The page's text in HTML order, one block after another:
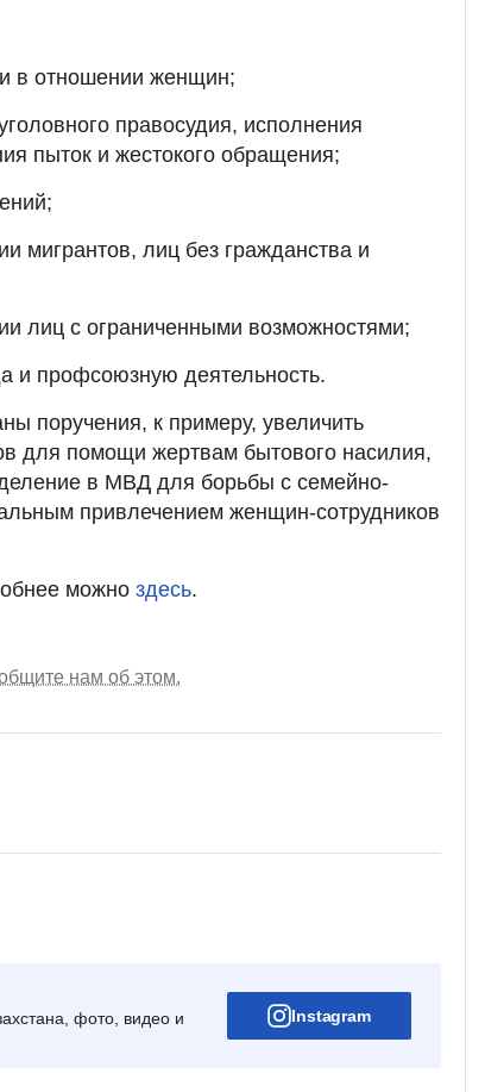
в отношении женщин;
правосудия, исполнения
пыток и жестокого обращения;
мигрантов, лиц без гражданства и
лиц с ограниченными возможностями;
и профсоюзную деятельность.
поручения, к примеру, увеличить
для помощи жертвам бытового насилия,
в МВД для борьбы с семейно-
привлечением женщин-сотрудников
можно здесь.
нам об этом.
фото, видео и
Instagram